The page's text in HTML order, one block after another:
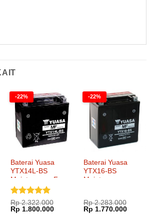
-22%
Baterai Yuasa
YTX14L-BS
Maintenance Free
Dinilai5
dari 5
Rp2.322.000
Harga
aslinya
Rp 1.800.000Harga
-22%
Baterai Yuasa
YTX16-BS
Maintenance
Rp2.283.000
Harga
aslinya
Rp 1.770.000Harga